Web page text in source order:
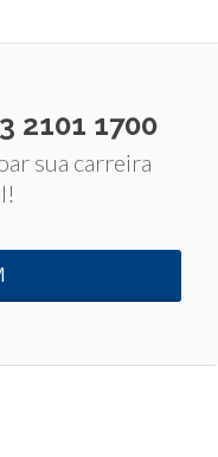
2101 1700
sua carreira